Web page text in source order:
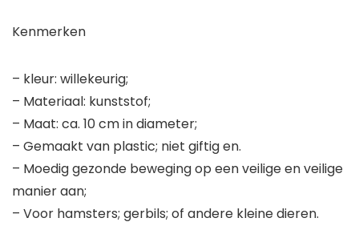
Kenmerken
– kleur: willekeurig;
– Materiaal: kunststof;
– Maat: ca. 10 cm in diameter;
– Gemaakt van plastic; niet giftig en.
– Moedig gezonde beweging op een veilige en veilige
manier aan;
– Voor hamsters; gerbils; of andere kleine dieren.